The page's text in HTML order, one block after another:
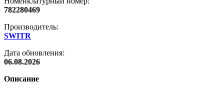
782280469
Производитель:
SWITR
Дата обновления:
06.08.2026
Описание